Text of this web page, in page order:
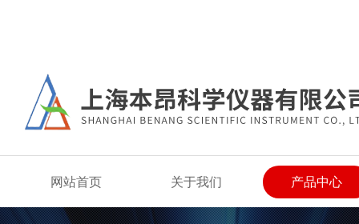
网站首页 关于我们 产品中心